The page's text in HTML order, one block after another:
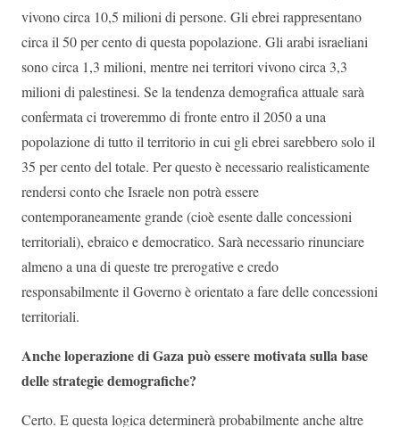
vivono circa 10,5 milioni di persone. Gli ebrei rappresentano
circa il 50 per cento di questa popolazione. Gli arabi israeliani
sono circa 1,3 milioni, mentre nei territori vivono circa 3,3
milioni di palestinesi. Se la tendenza demografica attuale sarà
confermata ci troveremmo di fronte entro il 2050 a una
popolazione di tutto il territorio in cui gli ebrei sarebbero solo il
35 per cento del totale. Per questo è necessario realisticamente
rendersi conto che Israele non potrà essere
contemporaneamente grande (cioè esente dalle concessioni
territoriali), ebraico e democratico. Sarà necessario rinunciare
almeno a una di queste tre prerogative e credo
responsabilmente il Governo è orientato a fare delle concessioni
territoriali.
Anche loperazione di Gaza può essere motivata sulla base
delle strategie demografiche?
Certo. E questa logica determinerà probabilmente anche altre